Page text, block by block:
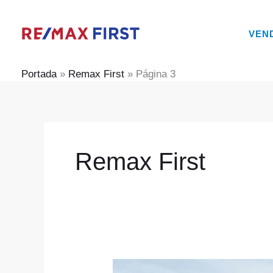
contenido
Portada» Remax First » Página 3
Remax First